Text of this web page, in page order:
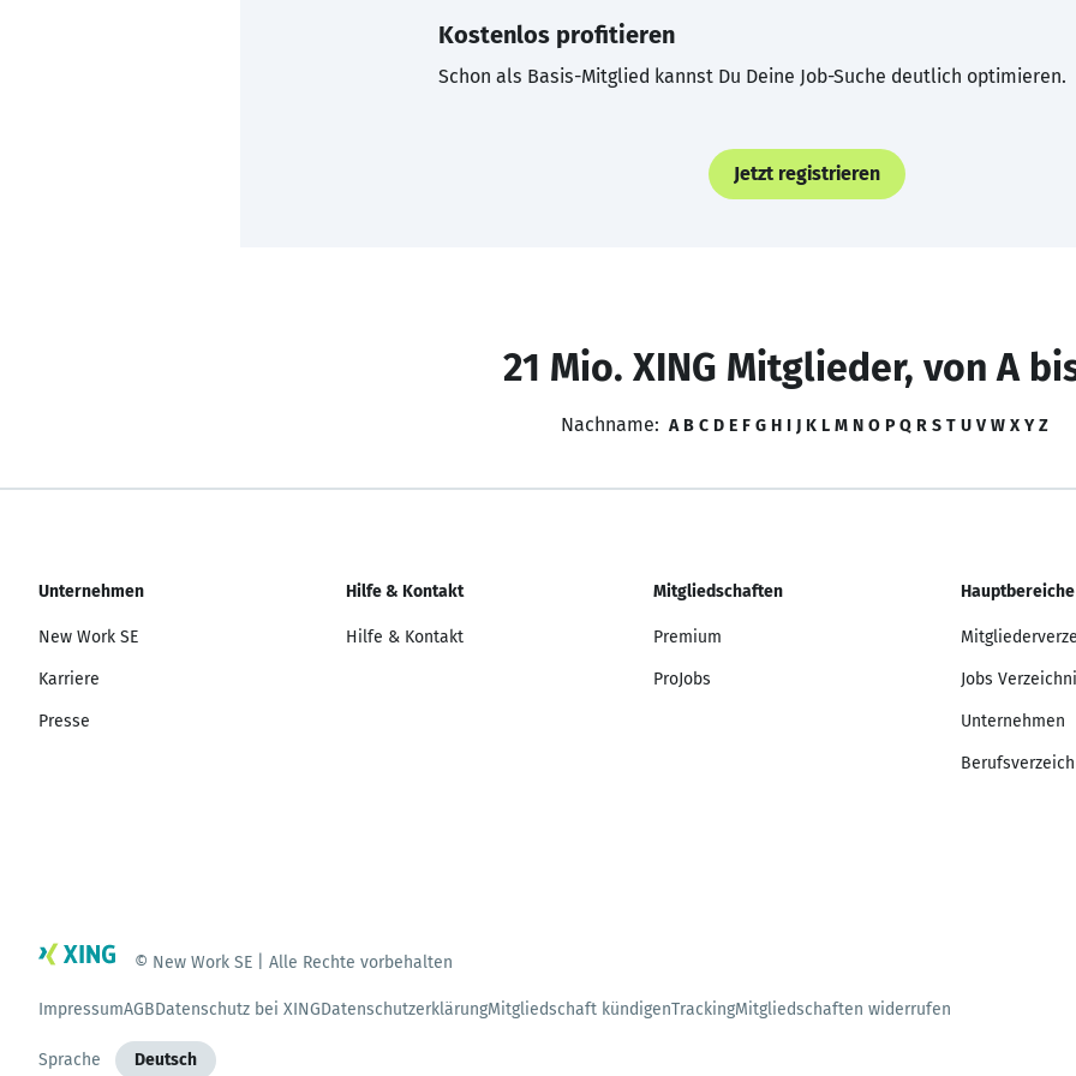
Kostenlos profitieren
Schon als Basis-Mitglied kannst Du Deine Job-Suche deutlich optimieren.
Jetzt registrieren
21 Mio. XING Mitglieder, von A
Nachname: A B C D E F G H I J K L M N O P Q R S T U V W X Y Z
Unternehmen
New Work SE
Karriere
Presse
Hilfe & Kontakt
Hilfe & Kontakt
Mitgliedschaften
Premium
ProJobs
Hauptbereiche
Jobs
Unternehmen
© New Work SE | Alle Rechte vorbehalten
ImpressumAGBDatenschutz bei XINGDatenschutzerklärungMitgliedschaft kündigenTrackingMitgliedschaften widerrufen
Sprache Deutsch